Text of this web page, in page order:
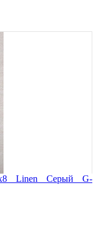
Linen Серый G-